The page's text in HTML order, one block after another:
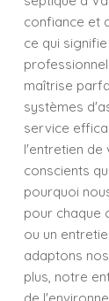
confiance et
ce qui
maîtrise
systèmes
service
l'entretien de
conscients
pourquoi
pour chaque
ou un
adaptons
plus, notre